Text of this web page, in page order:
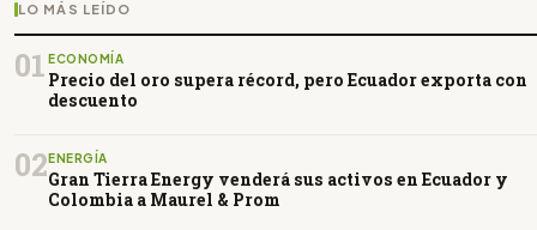
LO MÁS LEÍDO
01 ECONOMÍA
Precio del oro supera récord, pero Ecuador exporta con
descuento
02 ENERGÍA
Gran Tierra Energy venderá sus activos en Ecuador y
Colombia a Maurel & Prom